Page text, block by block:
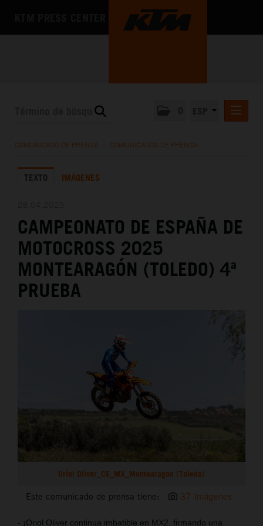
LA EMPRESA
COMUNICADO DE PRENSA COMUNICADOS DE PRENSA
TEXTO IMÁGENES
CAMPEONATO DE ESPAÑA DE
MOTOCROSS 2025
MONTEARAGÓN (TOLEDO) 4ª
PRUEBA
Oriol Oliver_CE_MX_Montearagon (Toledo)
Este comunicado de prensa tiene: 37 Imágenes
- ¡Oriol Oliver continua imbatible en MX2, firmando una